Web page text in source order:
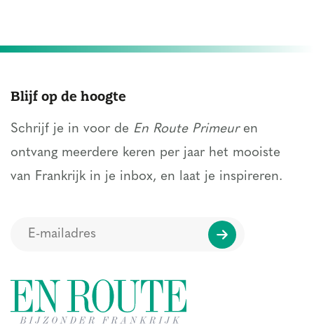
Blijf op de hoogte
Schrijf je in voor de En Route Primeuren
ontvang meerdere keren per jaar het mooiste
van Frankrijk in je inbox, en laat je inspireren.